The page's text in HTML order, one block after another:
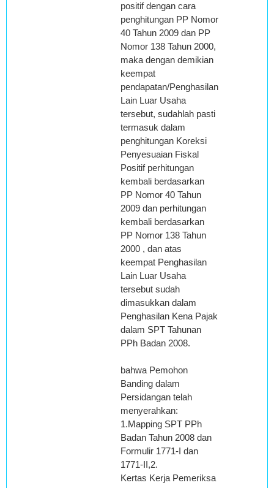
positif dengan cara
penghitungan PP Nomor
40 Tahun 2009 dan PP
Nomor 138 Tahun 2000,
maka dengan demikian
keempat
pendapatan/Penghasilan
Lain Luar Usaha
tersebut, sudahlah pasti
termasuk dalam
penghitungan Koreksi
Penyesuaian Fiskal
Positif perhitungan
kembali berdasarkan
PP Nomor 40 Tahun
2009 dan perhitungan
kembali berdasarkan
PP Nomor 138 Tahun
2000 , dan atas
keempat Penghasilan
Lain Luar Usaha
tersebut sudah
dimasukkan dalam
Penghasilan Kena Pajak
dalam SPT Tahunan
PPh Badan 2008.
bahwa Pemohon
Banding dalam
Persidangan telah
menyerahkan:
1.Mapping SPT PPh
Badan Tahun 2008 dan
Formulir 1771-I dan
1771-II,2.
Kertas Kerja Pemeriksa